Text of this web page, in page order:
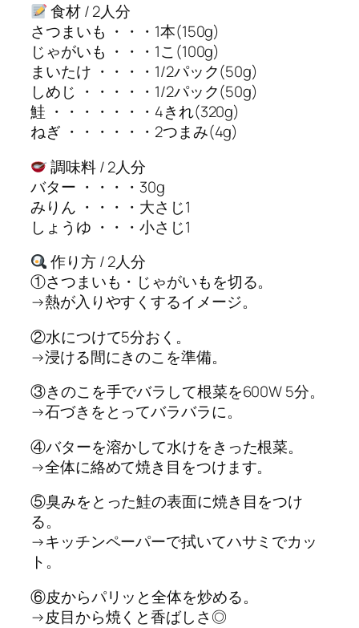
食材 / 2人分
さつまいも ・・・1本(150g)
じゃがいも ・・・1こ(100g)
まいたけ ・・・・1/2パック(50g)
しめじ ・・・・・1/2パック(50g)
鮭 ・・・・・・・4きれ(320g)
ねぎ ・・・・・・2つまみ(4g)
調味料 / 2人分
バター ・・・・30g
みりん ・・・・大さじ1
しょうゆ ・・・小さじ1
作り方 / 2人分
①さつまいも・じゃがいもを切る。
→熱が入りやすくするイメージ。
②水につけて5分おく。
→浸ける間にきのこを準備。
③きのこを手でバラして根菜を600W 5分。
→石づきをとってバラバラに。
④バターを溶かして水けをきった根菜。
→全体に絡めて焼き目をつけます。
⑤臭みをとった鮭の表面に焼き目をつけ
る。
→キッチンペーパーで拭いてハサミでカッ
ト。
⑥皮からパリッと全体を炒める。
→皮目から焼くと香ばしさ◎